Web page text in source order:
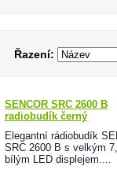
Řazení:
SENCOR SRC 2600 B
radiobudík černý
Elegantní rádiobudík
SRC 2600 B s velkým
bílým LED displejem....